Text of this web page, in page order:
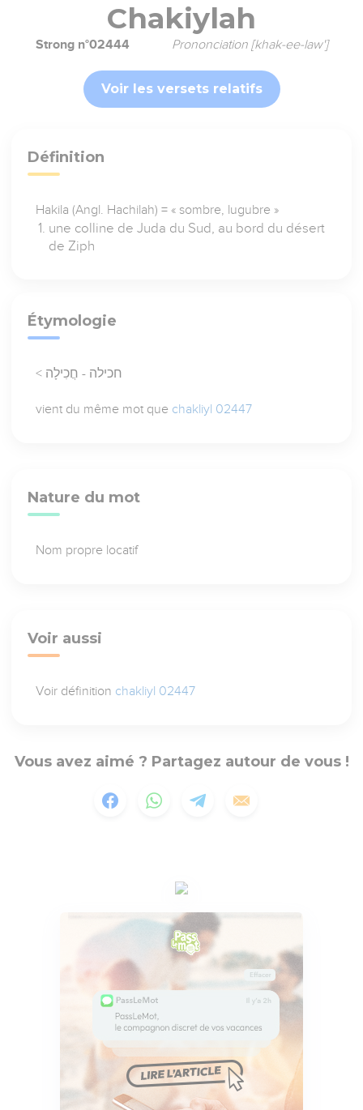
Chakiylah
Strong n°02444 Prononciation [khak-ee-law']
Voir les versets relatifs
Définition
Hakila (Angl. Hachilah) = « sombre, lugubre »
une colline de Juda du Sud, au bord du désert
de Ziph
Étymologie
< חכילה - חֲכִילָה
vient du même mot que chakliyl 02447
Nature du mot
Nom propre locatif
Voir aussi
Voir définition chakliyl 02447
Vous avez aimé ? Partagez autour de vous !